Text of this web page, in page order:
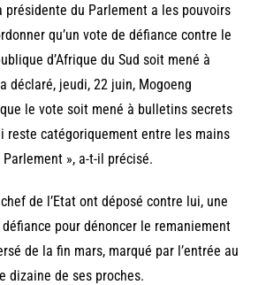
présidente du Parlement a les pouvoirs
qu’un vote de défiance contre le
d’Afrique du Sud soit mené à
déclaré, jeudi, 22 juin, Mogoeng
le vote soit mené à bulletins secrets
reste catégoriquement entre les mains
», a-t-il précisé.
de l’Etat ont déposé contre lui, une
pour dénoncer le remaniement
de la fin mars, marqué par l’entrée au
dizaine de ses proches.